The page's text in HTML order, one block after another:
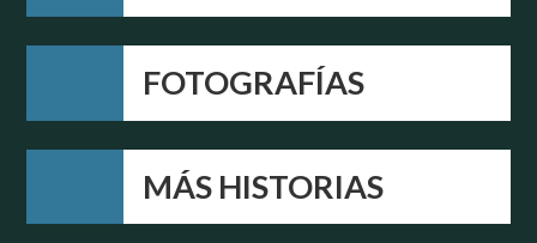
FOTOGRAFÍAS
MÁS HISTORIAS